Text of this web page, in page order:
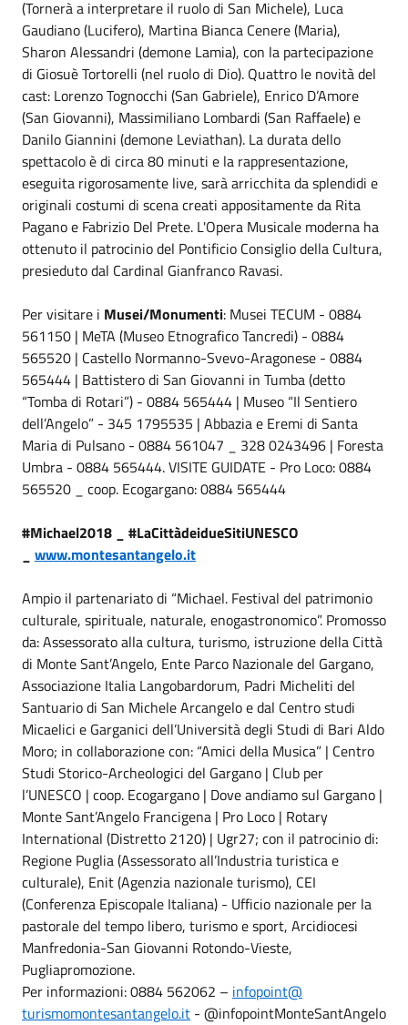
(Tornerà a interpretare il ruolo di San Michele), Luca
Gaudiano (Lucifero), Martina Bianca Cenere (Maria),
Sharon Alessandri (demone Lamia), con la partecipazione
di Giosuè Tortorelli (nel ruolo di Dio). Quattro le novità del
cast: Lorenzo Tognocchi (San Gabriele), Enrico D’Amore
(San Giovanni), Massimiliano Lombardi (San Raffaele) e
Danilo Giannini (demone Leviathan). La durata dello
spettacolo è di circa 80 minuti e la rappresentazione,
eseguita rigorosamente live, sarà arricchita da splendidi e
originali costumi di scena creati appositamente da Rita
Pagano e Fabrizio Del Prete. L'Opera Musicale moderna ha
ottenuto il patrocinio del Pontificio Consiglio della Cultura,
presieduto dal Cardinal Gianfranco Ravasi.
Per visitare i Musei/Monumenti: Musei TECUM - 0884
561150 | MeTA (Museo Etnografico Tancredi) - 0884
565520 | Castello Normanno-Svevo-Aragonese - 0884
565444 | Battistero di San Giovanni in Tumba (detto
“Tomba di Rotari”) - 0884 565444 | Museo “Il Sentiero
dell’Angelo” - 345 1795535 | Abbazia e Eremi di Santa
Maria di Pulsano - 0884 561047 _ 328 0243496 | Foresta
Umbra - 0884 565444. VISITE GUIDATE - Pro Loco: 0884
565520 _ coop. Ecogargano: 0884 565444
#Michael2018 _ #LaCittàdeidueSitiUNESCO
www.montesantangelo.it
Ampio il partenariato di “Michael. Festival del patrimonio
culturale, spirituale, naturale, enogastronomico”. Promosso
da: Assessorato alla cultura, turismo, istruzione della Città
di Monte Sant’Angelo, Ente Parco Nazionale del Gargano,
Associazione Italia Langobardorum, Padri Micheliti del
Santuario di San Michele Arcangelo e dal Centro studi
Micaelici e Garganici dell’Università degli Studi di Bari Aldo
Moro; in collaborazione con: “Amici della Musica” | Centro
Studi Storico-Archeologici del Gargano | Club per
l’UNESCO | coop. Ecogargano | Dove andiamo sul Gargano |
Monte Sant’Angelo Francigena | Pro Loco | Rotary
International (Distretto 2120) | Ugr27; con il patrocinio di:
Regione Puglia (Assessorato all’Industria turistica e
culturale), Enit (Agenzia nazionale turismo), CEI
(Conferenza Episcopale Italiana) - Ufficio nazionale per la
pastorale del tempo libero, turismo e sport, Arcidiocesi
Manfredonia-San Giovanni Rotondo-Vieste,
Pugliapromozione.
Per informazioni: 0884 562062 – infopoint@
turismomontesantangelo.it - @infopointMonteSantAngelo